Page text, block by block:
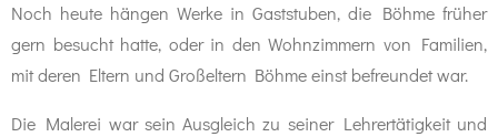
Noch heute hängen Werke in Gaststuben, die Böhme früher
gern besucht hatte, oder in den Wohnzimmern von Familien,
mit deren Eltern und Großeltern Böhme einst befreundet war.
Die Malerei war sein Ausgleich zu seiner Lehrertätigkeit und